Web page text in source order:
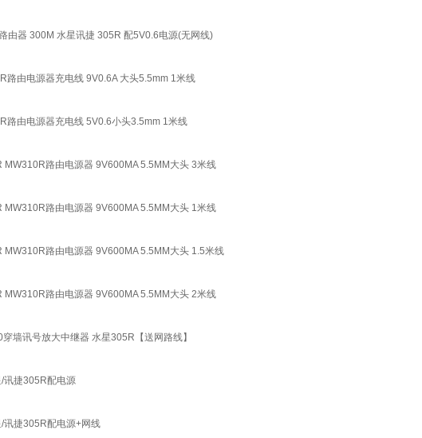
由器 300M 水星讯捷 305R 配5V0.6电源(无网线)
由电源器充电线 9V0.6A 大头5.5mm 1米线
路由电源器充电线 5V0.6小头3.5mm 1米线
路由电源器 9V600MA 5.5MM大头 3米线
路由电源器 9V600MA 5.5MM大头 1米线
路由电源器 9V600MA 5.5MM大头 1.5米线
路由电源器 9V600MA 5.5MM大头 2米线
墙讯号放大中继器 水星305R【送网路线】
讯捷305R配电源
讯捷305R配电源+网线